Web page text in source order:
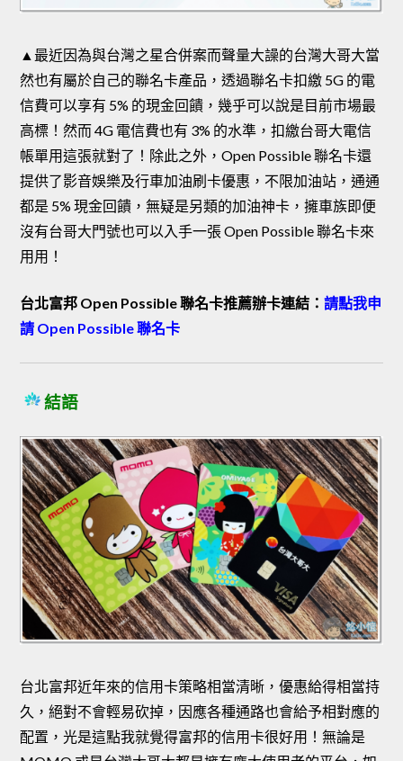
▲最近因為與台灣之星合併案而聲量大譟的台灣大哥大當
然也有屬於自己的聯名卡產品，透過聯名卡扣繳 5G 的電
信費可以享有 5% 的現金回饋，幾乎可以說是目前市場最
高標！然而 4G 電信費也有 3% 的水準，扣繳台哥大電信
帳單用這張就對了！除此之外，Open Possible 聯名卡還
提供了影音娛樂及行車加油刷卡優惠，不限加油站，通通
都是 5% 現金回饋，無疑是另類的加油神卡，擁車族即便
沒有台哥大門號也可以入手一張 Open Possible 聯名卡來
用用！
台北富邦 Open Possible 聯名卡推薦辦卡連結： 請點我申
請 Open Possible 聯名卡
結語
台北富邦近年來的信用卡策略相當清晰，優惠給得相當持
久，絕對不會輕易砍掉，因應各種通路也會給予相對應的
配置，光是這點我就覺得富邦的信用卡很好用！無論是